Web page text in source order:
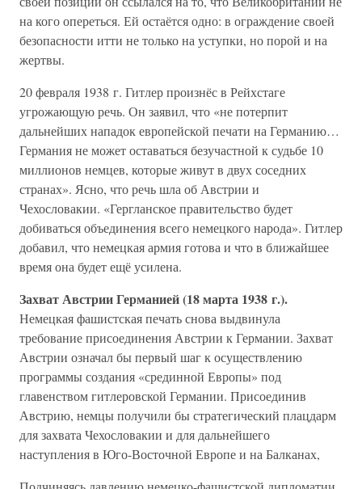
на кого опереться. Ей остаётся одно: в ограждение своей
безопасности итти не только на уступки, но порой и на
жертвы.
20 февраля 1938 г. Гитлер произнёс в Рейхстаге
угрожающую речь. Он заявил, что «не потерпит
дальнейших нападок европейской печати на Германию…
Германия не может оставаться безучастной к судьбе 10
миллионов немцев, которые живут в двух соседних
странах». Ясно, что речь шла об Австрии и
Чехословакии. «Гергланское правительство будет
добиваться объединения всего немецкого народа». Гитлер
добавил, что немецкая армия готова и что в ближайшее
время она будет ещё усилена.
Захват Австрии Германией (18 марта 1938 г.).
Немецкая фашистская печать снова выдвинула
требование присоединения Австрии к Германии. Захват
Австрии означал бы первый шаг к осуществлению
программы создания «срединной Европы» под
главенством гитлеровской Германии. Присоединив
Австрию, немцы получили бы стратегический плацдарм
для захвата Чехословакии и для дальнейшего
наступления в Юго-Восточной Европе и на Балканах,